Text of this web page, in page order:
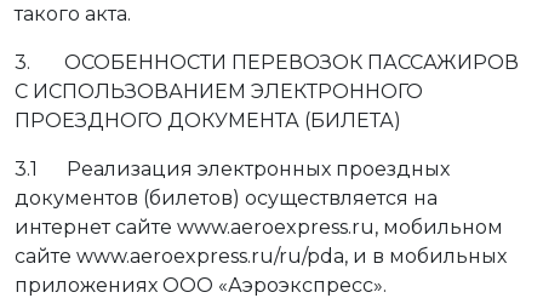
такого акта.
3. ОСОБЕННОСТИ ПЕРЕВОЗОК ПАССАЖИРОВ
С ИСПОЛЬЗОВАНИЕМ ЭЛЕКТРОННОГО
ПРОЕЗДНОГО ДОКУМЕНТА (БИЛЕТА)
3.1 Реализация электронных проездных
документов (билетов) осуществляется на
интернет сайте www.aeroexpress.ru, мобильном
сайте www.aeroexpress.ru/ru/pda, и в мобильных
приложениях ООО «Аэроэкспресс».